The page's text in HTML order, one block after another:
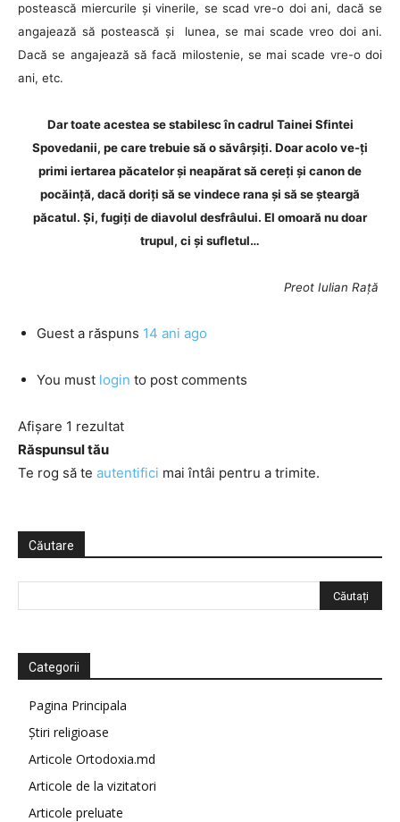
postească miercurile și vinerile, se scad vre-o doi ani, dacă se
angajează să postească și lunea, se mai scade vreo doi ani.
Dacă se angajează să facă milostenie, se mai scade vre-o doi
ani, etc.
Dar toate acestea se stabilesc în cadrul Tainei Sfintei
Spovedanii, pe care trebuie să o săvârșiți. Doar acolo ve-ți
primi iertarea păcatelor și neapărat să cereți și canon de
pocăință, dacă doriți să se vindece rana și să se șteargă
păcatul. Și, fugiți de diavolul desfrâului. El omoară nu doar
trupul, ci și sufletul…
Preot Iulian Rață
Guest a răspuns 14 ani ago
You must login to post comments
Afișare 1 rezultat
Răspunsul tău
Te rog să te autentifici mai întâi pentru a trimite.
Căutare
Categorii
Pagina Principala
Știri religioase
Articole Ortodoxia.md
Articole de la vizitatori
Articole preluate